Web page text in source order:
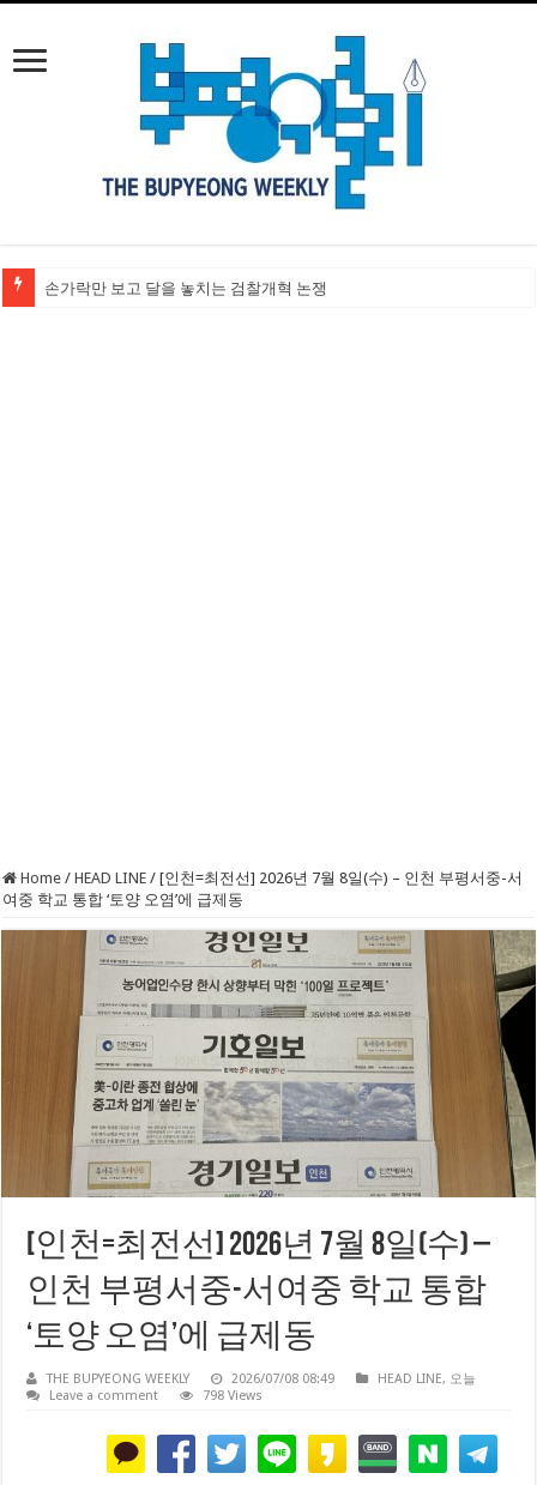
손가락만 보고 달을 놓치는 검찰개혁 논쟁
Home / HEAD LINE / [인천=최전선] 2026년 7월 8일(수) – 인천 부평서중-서
여중 학교 통합 ‘토양 오염’에 급제동
[인천=최전선] 2026년 7월 8일(수) –
인천 부평서중-서여중 학교 통합
‘토양 오염’에 급제동
THE BUPYEONG WEEKLY 2026/07/08 08:49 HEAD LINE, 오늘
Leave a comment
798 Views